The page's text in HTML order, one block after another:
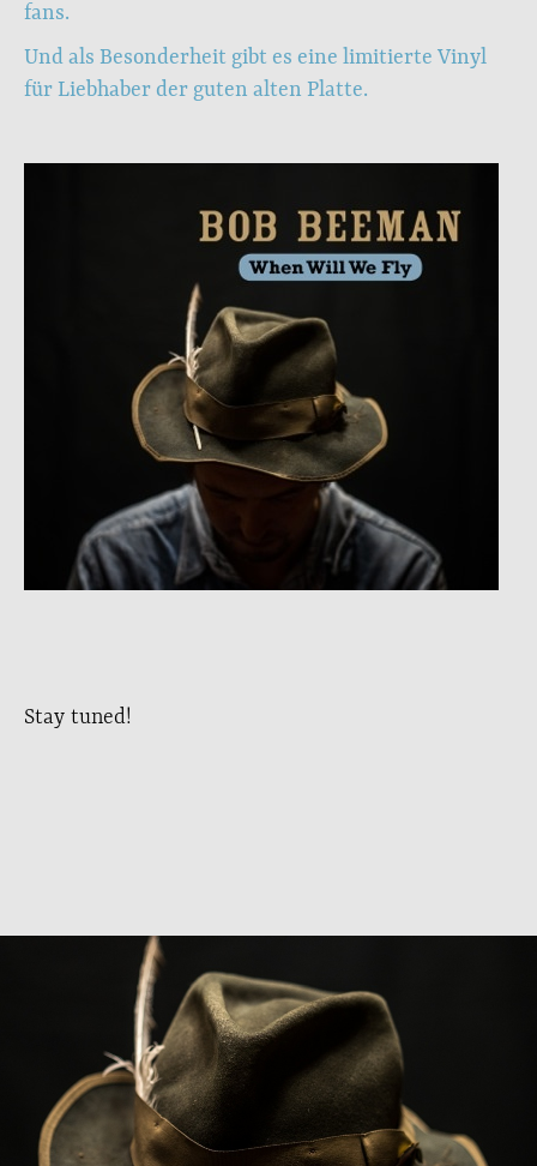
fans.
Und als Besonderheit gibt es eine limitierte Vinyl
für Liebhaber der guten alten Platte.
Stay tuned!